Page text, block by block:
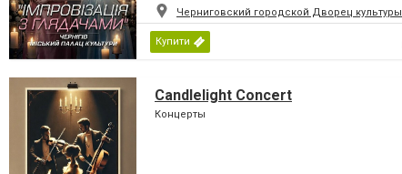
Черниговский городской Дворец культуры
Купити
Candlelight Concert
Концерты